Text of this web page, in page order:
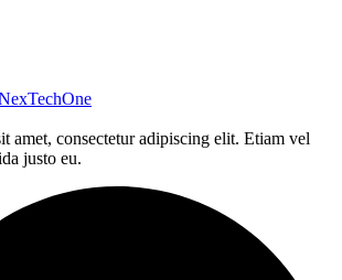
amet, consectetur adipiscing elit. Etiam vel
justo eu.